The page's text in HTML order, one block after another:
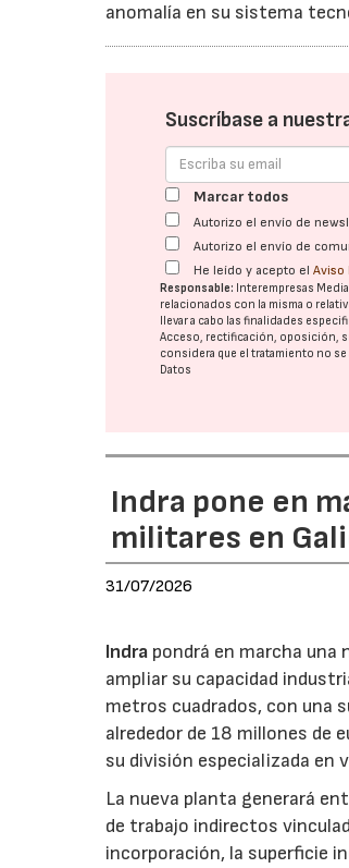
anomalía en su sistema
Suscríbase a
Marcar todos
Autorizo el envío de
Autorizo el envío de
He leído y acepto elAviso
Responsable: Interempresas
relacionados con la misma o
llevar a cabo las finalidades
Acceso, rectificación, oposición,
considera que el tratamiento no
Datos
Indra pone en
militares en
31/07/2026
Indra pondrá en marcha una
ampliar su capacidad
metros cuadrados, con una
alrededor de 18 millones de
su división especializada en
La nueva planta generará
de trabajo indirectos
incorporación, la superficie